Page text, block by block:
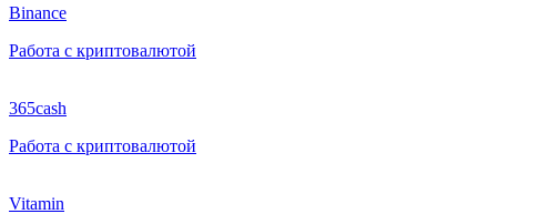
Binance
Работа с криптовалютой
365cash
Работа с криптовалютой
Vitamin